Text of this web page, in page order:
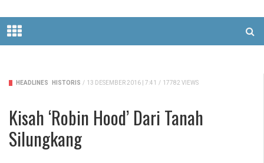
HEADLINES HISTORIS / 13 DESEMBER 2016 | 7:41 / 17782 VIEWS
Kisah ‘Robin Hood’ Dari Tanah
Silungkang